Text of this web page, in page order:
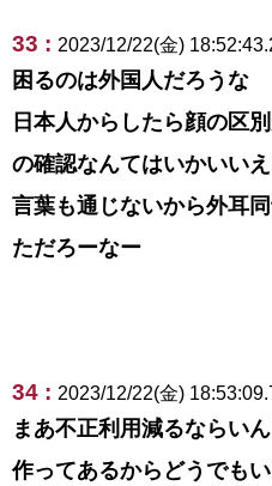
33 : 2023/12/22(金)
困るのは外国人だろうな
日本人からしたら顔の区
の確認なんてはいかいい
言葉も通じないから外耳
ただろーなー
34 : 2023/12/22(金)
まあ不正利用減るならい
作ってあるからどうでも